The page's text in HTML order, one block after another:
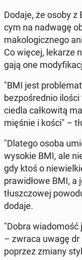
Dodaje, że osoby
cym na nadwagę
mako­log­icznego
Co więcej, lekarze
ga­ją one
"BMI jest
bezpośred­nio
cied­la całkow­itą
mięśnie i kości" –
"Dlatego osoba
wysokie BMI, ale
gdy ktoś o
praw­idłowe BMI,
tłuszc­zowej
dodaje.
"Dobra wiado­mość
– zwraca uwagę
poprzez zmiany